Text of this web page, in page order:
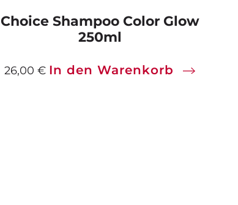
Choice Shampoo Color Glow
250ml
26,00€ In den Warenkorb